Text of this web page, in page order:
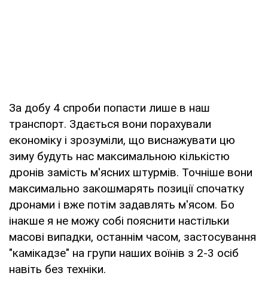
За добу 4 спроби попасти лише в наш
транспорт. Здається вони порахували
економіку і зрозуміли, що виснажувати цю
зиму будуть нас максимальною кількістю
дронів замість м'ясних штурмів. Точніше вони
максимально закошмарять позиції спочатку
дронами і вже потім задавлять м'ясом. Бо
інакше я не можу собі пояснити настільки
масові випадки, останнім часом, застосування
"камікадзе" на групи наших воїнів з 2-3 осіб
навіть без техніки.